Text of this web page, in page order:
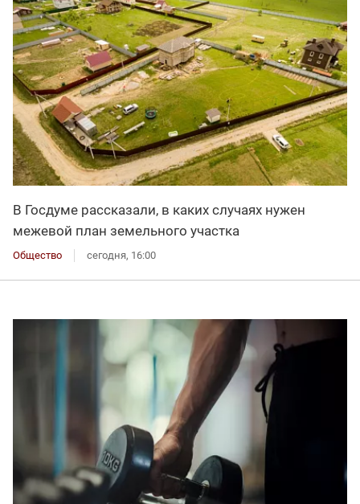
В Госдуме рассказали, в каких случаях нужен
межевой план земельного участка
Общество сегодня, 16:00